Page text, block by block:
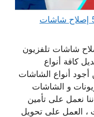
فني تصليح تلفزيونات 55880595 إصلاح شاشات
شاشات تلفزيون
كافة أنواع
أجود أنواع الشاشات
و الشاشات
نعمل على تأمين
، العمل على تحويل